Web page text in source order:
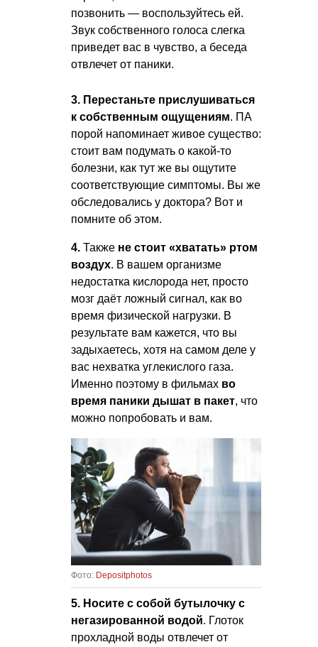
позвонить — воспользуйтесь ей.
Звук собственного голоса слегка
приведет вас в чувство, а беседа
отвлечет от паники.
3. Перестаньте прислушиваться
к собственным ощущениям. ПА
порой напоминает живое существо:
стоит вам подумать о какой-то
болезни, как тут же вы ощутите
соответствующие симптомы. Вы же
обследовались у доктора? Вот и
помните об этом.
4. Также не стоит «хватать» ртом
воздух. В вашем организме
недостатка кислорода нет, просто
мозг даёт ложный сигнал, как во
время физической нагрузки. В
результате вам кажется, что вы
задыхаетесь, хотя на самом деле у
вас нехватка углекислого газа.
Именно поэтому в фильмах во
время паники дышат в пакет, что
можно попробовать и вам.
Фото: Depositphotos
5. Носите с собой бутылочку с
негазированной водой. Глоток
прохладной воды отвлечет от